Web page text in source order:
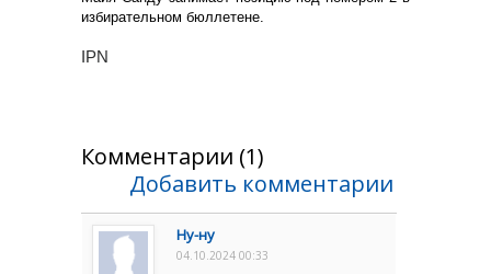
избирательном бюллетене.
IPN
Комментарии (1)
Добавить комментарии
Hy-нy
04.10.2024 00:33